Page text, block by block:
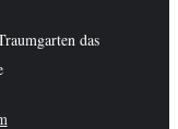
das